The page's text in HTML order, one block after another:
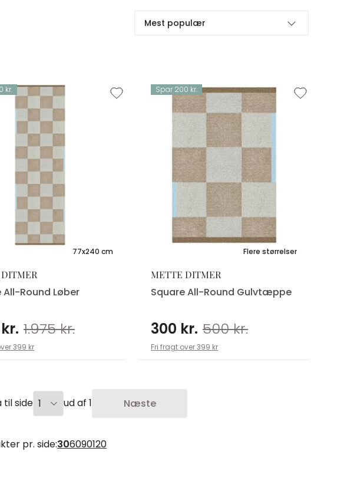
Mest populær
kr.
77x240 cm
All-Round Løber
1.975 kr.
399 kr
Spar 200 kr.
Flere størrelser
METTE DITMER
Square All-Round Gulvtæppe
300 kr. 500 kr.
Fri fragt over 399 kr
til side ud af 1 Næste
pr. side:306090120